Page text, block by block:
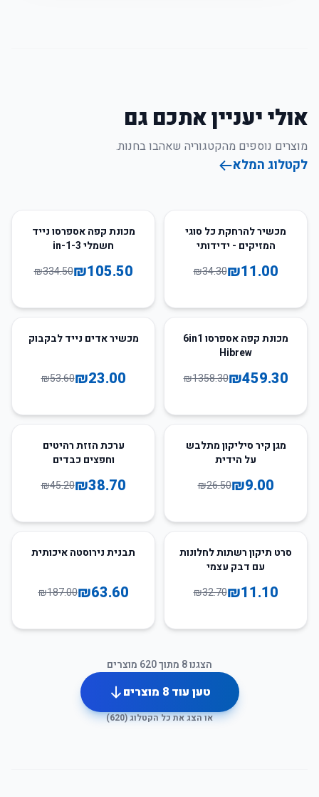
אולי יעניין אתכם גם
מוצרים נוספים מהקטגוריה שאהבו בחנות.
לקטלוג המלא
68
מכשיר להרחקת כל סוגי
המזיקים - ידידותי
₪11.00
₪34.30
68
מכונת קפה אספרסו נייד
חשמלי 3-in-1
₪105.50
₪334.50
66
מכונת קפה אספרסו 6in1
Hibrew
₪459.30
₪1358.30
57%מכשיר אדים נייד לבקבוק
₪23.00
₪53.60
66
מגן קיר סיליקון מתלבש
על הידית
₪9.00
₪26.50
ערכת הזזת רהיטים
וחפצים כבדים
₪38.70
₪45.20
66%סרט תיקון רשתות לחלונות
עם דבק עצמי
₪11.10
₪32.70
66
תבנית נירוסטה איכותית
₪63.60
₪187.00
הצגנו8 מתוך620 מוצרים
טען עוד8 מוצרים
או הצג את כל הקטלוג (620
)